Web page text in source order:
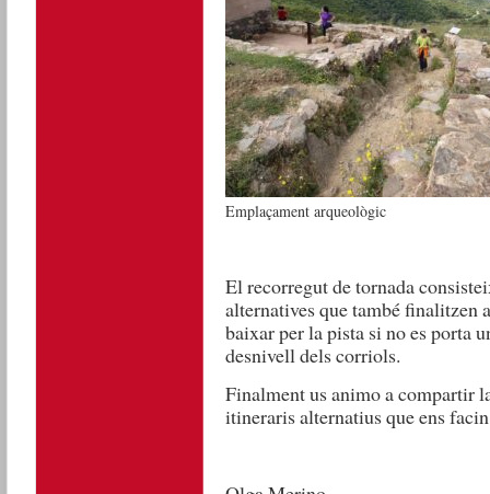
Emplaçament arqueològic
El recorregut de tornada
alternatives que també finalitzen
baixar per la pista si no es porta
desnivell dels corriols.
Finalment us animo a compartir
itineraris alternatius que ens